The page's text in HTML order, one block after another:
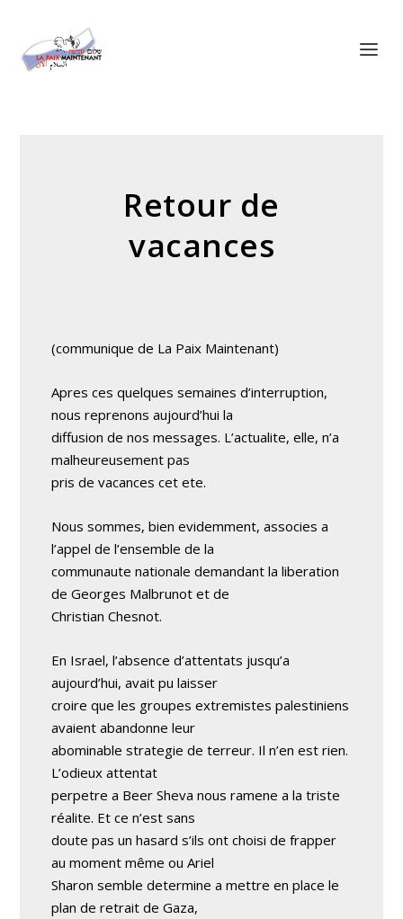
Retour de
vacances
(communique de La Paix Maintenant)
Apres ces quelques semaines d’interruption,
nous reprenons aujourd’hui la
diffusion de nos messages. L’actualite, elle, n’a
malheureusement pas
pris de vacances cet ete.
Nous sommes, bien evidemment, associes a
l’appel de l’ensemble de la
communaute nationale demandant la liberation
de Georges Malbrunot et de
Christian Chesnot.
En Israel, l’absence d’attentats jusqu’a
aujourd’hui, avait pu laisser
croire que les groupes extremistes palestiniens
avaient abandonne leur
abominable strategie de terreur. Il n’en est rien.
L’odieux attentat
perpetre a Beer Sheva nous ramene a la triste
réalite. Et ce n’est sans
doute pas un hasard s’ils ont choisi de frapper
au moment même ou Ariel
Sharon semble determine a mettre en place le
plan de retrait de Gaza,